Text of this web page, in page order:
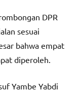
DPR
sesuai
bahwa empat
diperoleh.
Yambe Yabdi